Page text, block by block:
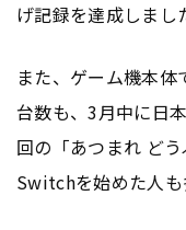
げ記録を達成しまし
また、ゲーム機本
台数も、3月中に日
回の「あつまれ ど
Switchを始めた人も